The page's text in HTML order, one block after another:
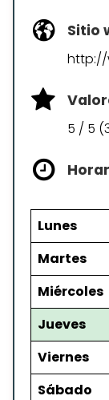
Sitio
http://
5 / 5
Lunes
Martes
Miércoles
Jueves
Viernes
Sábado